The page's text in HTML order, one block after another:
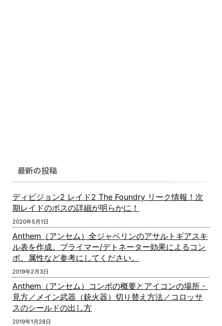
最新の投稿
ディビジョン2 レイド2 The Foundry リーク情報！次
期レイドのボスの詳細が明らかに！
2020年5月1日
Anthem（アンセム）全ジャベリンのアサルトギアスキ
ル表を作成。プライマー/デトネーター効果によるコン
ボ、属性など参考にしてください。
2019年2月3日
Anthem（アンセム）コンボの概要とアイコンの場所・
見方／メイン武器（銃火器）切り替え方法／コロッサ
スのシールドの出し方
2019年1月28日